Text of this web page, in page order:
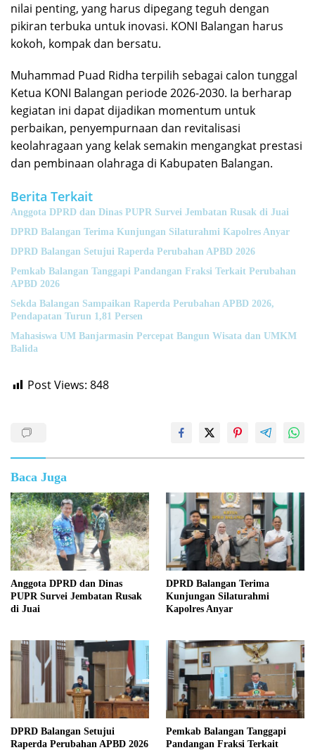
nilai penting, yang harus dipegang teguh dengan
pikiran terbuka untuk inovasi. KONI Balangan harus
kokoh, kompak dan bersatu.
Muhammad Puad Ridha terpilih sebagai calon tunggal
Ketua KONI Balangan periode 2026-2030. Ia berharap
kegiatan ini dapat dijadikan momentum untuk
perbaikan, penyempurnaan dan revitalisasi
keolahragaan yang kelak semakin mengangkat prestasi
dan pembinaan olahraga di Kabupaten Balangan.
Berita Terkait
Anggota DPRD dan Dinas PUPR Survei Jembatan Rusak di Juai
DPRD Balangan Terima Kunjungan Silaturahmi Kapolres Anyar
DPRD Balangan Setujui Raperda Perubahan APBD 2026
Pemkab Balangan Tanggapi Pandangan Fraksi Terkait Perubahan
APBD 2026
Sekda Balangan Sampaikan Raperda Perubahan APBD 2026,
Pendapatan Turun 1,81 Persen
Mahasiswa UM Banjarmasin Percepat Bangun Wisata dan UMKM
Balida
Post Views: 848
Baca Juga
Anggota DPRD dan Dinas
PUPR Survei Jembatan Rusak
di Juai
DPRD Balangan Terima
Kunjungan Silaturahmi
Kapolres Anyar
DPRD Balangan Setujui
Raperda Perubahan APBD 2026
Pemkab Balangan Tanggapi
Pandangan Fraksi Terkait